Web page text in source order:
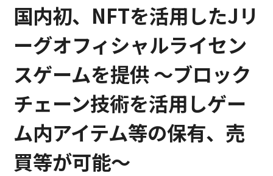
国内初、NFTを活用したJリ
ーグオフィシャルライセン
スゲームを提供 ～ブロック
チェーン技術を活用しゲー
ム内アイテム等の保有、売
買等が可能～